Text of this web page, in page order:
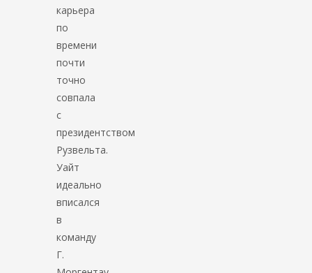
карьера
по
времени
почти
точно
совпала
с
президентством
Рузвельта.
Уайт
идеально
вписался
в
команду
Г.